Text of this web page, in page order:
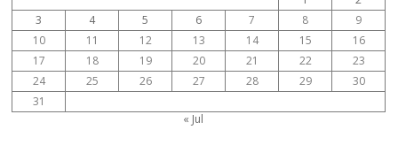
3
4 5 6 7 8
9
10
11 12 13 14 15
16
17
18 19 20 21 22
23
24
25 26 27 28 29
30
31
« Jul